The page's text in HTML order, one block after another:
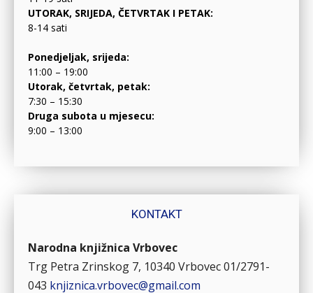
UTORAK, SRIJEDA, ČETVRTAK I PETAK:
8-14 sati
Ponedjeljak, srijeda:
11:00 – 19:00
Utorak, četvrtak, petak:
7:30 – 15:30
Druga subota u mjesecu:
9:00 – 13:00
KONTAKT
Narodna knjižnica Vrbovec
Trg Petra Zrinskog 7, 10340 Vrbovec01/2791-
043 knjiznica.vrbovec@gmail.com